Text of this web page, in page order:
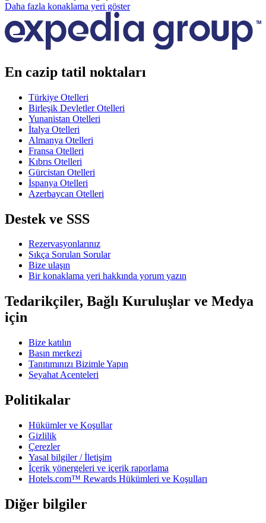
Daha fazla konaklama yeri göster
En cazip tatil noktaları
Türkiye Otelleri
Birleşik Devletler Otelleri
Yunanistan Otelleri
İtalya Otelleri
Almanya Otelleri
Fransa Otelleri
Kıbrıs Otelleri
Gürcistan Otelleri
İspanya Otelleri
Azerbaycan Otelleri
Destek ve SSS
Rezervasyonlarınız
Sıkça Sorulan Sorular
Bize ulaşın
Bir konaklama yeri hakkında yorum yazın
Tedarikçiler, Bağlı Kuruluşlar ve Medya
için
Bize katılın
Basın merkezi
Tanıtımınızı Bizimle Yapın
Seyahat Acenteleri
Politikalar
Hükümler ve Koşullar
Gizlilik
Çerezler
Yasal bilgiler / İletişim
İçerik yönergeleri ve içerik raporlama
Hotels.com™ Rewards Hükümleri ve Koşulları
Diğer bilgiler